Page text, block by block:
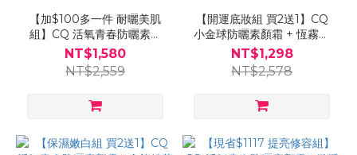
【加$100多一件 耐曬美肌
組】CQ 活氧青春防曬素顏
霜 2入 + 超水感防曬精華-小
姐不熙娣推薦
NT$1,580
NT$2,559
【開運底妝組 買2送1】CQ
小金球防曬素顏霜 + 恆霧粉
底 送「玫瑰油漆粉底刷」-小
姐不熙娣推薦
NT$1,298
NT$2,578